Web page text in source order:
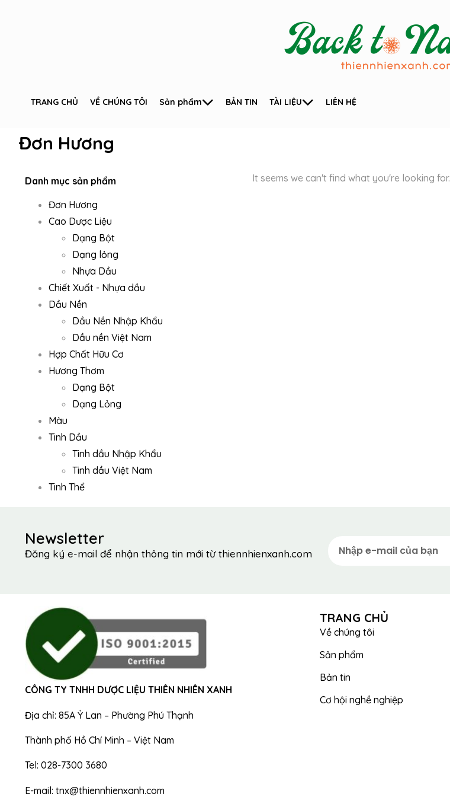
TRANG CHỦ VỀ CHÚNG TÔI Sản phẩm BẢN TIN TÀI LIỆU LIÊN HỆ
Đơn Hương
Danh mục sản phẩm
Đơn Hương
Cao Dược Liệu
Dạng Bột
Dạng lỏng
Nhựa Dầu
Chiết Xuất - Nhựa dầu
Dầu Nền
Dầu Nền Nhập Khẩu
Dầu nền Việt Nam
Hợp Chất Hữu Cơ
Hương Thơm
Dạng Bột
Dạng Lỏng
Màu
Tinh Dầu
Tinh dầu Nhập Khẩu
Tinh dầu Việt Nam
Tinh Thể
It seems we can't find what you're looking for.
Newsletter
Đăng ký e-mail để nhận thông tin mới từ thiennhienxanh.com
CÔNG TY TNHH DƯỢC LIỆU THIÊN NHIÊN XANH
Địa chỉ: 85A Ỷ Lan – Phường Phú Thạnh
Thành phố Hồ Chí Minh – Việt Nam
Tel: 028-7300 3680
E-mail: tnx@thiennhienxanh.com
TRANG CHỦ
Về chúng tôi
Sản phẩm
Bản tin
Cơ hội nghề nghiệp